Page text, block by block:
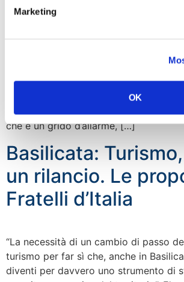
Marketing
OK
alla loro attenzione le condizioni del
documentato con un video girato nei
Abetone-Cutigliano, ma la situazione è
simile a quella dell’intera montagna
che è un grido d’allarme, […]
Basilicata:
un rilancio. Le
Fratelli d’Italia
“La necessità di un cambio di passo
turismo per far sì che, anche in
diventi per davvero uno strumento di